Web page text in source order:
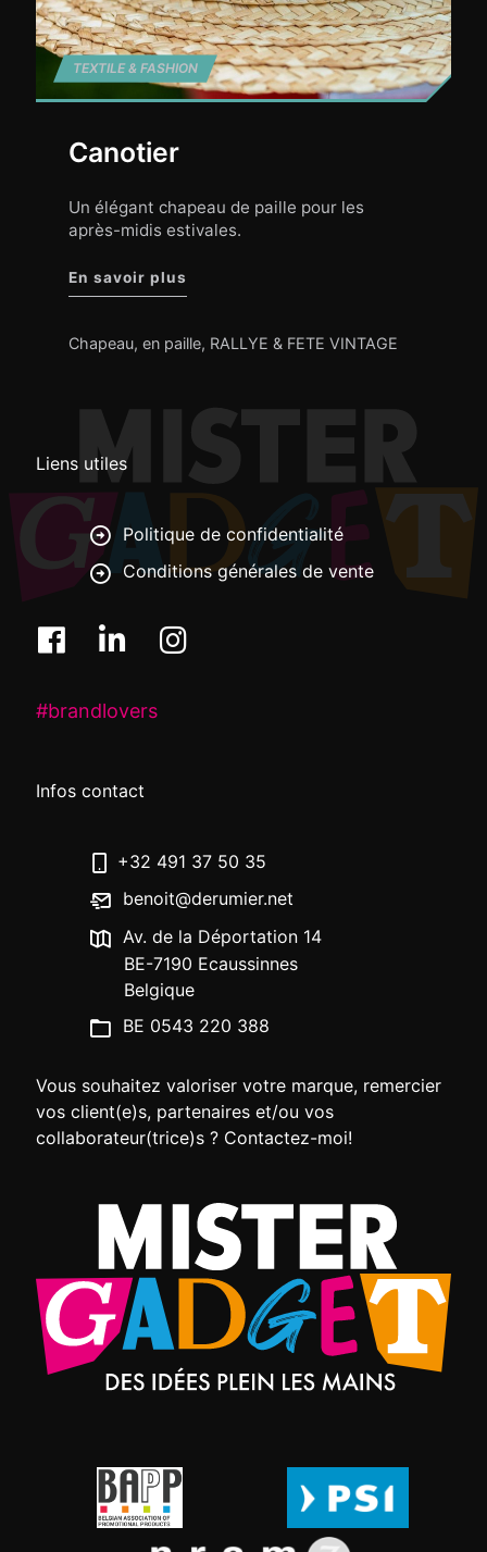
TEXTILE & FASHION
Canotier
Un élégant chapeau de paille pour les
après-midis estivales.
En savoir plus
Chapeau, en paille, RALLYE & FETE VINTAGE
Liens utiles
Politique de confidentialité
Conditions générales de vente
#brandlovers
Infos contact
+32 491 37 50 35
benoit@derumier.net
Av. de la Déportation 14
BE-7190 Ecaussinnes
Belgique
BE 0543 220 388
Vous souhaitez valoriser votre marque, remercier
vos client(e)s, partenaires et/ou vos
collaborateur(trice)s ? Contactez-moi!